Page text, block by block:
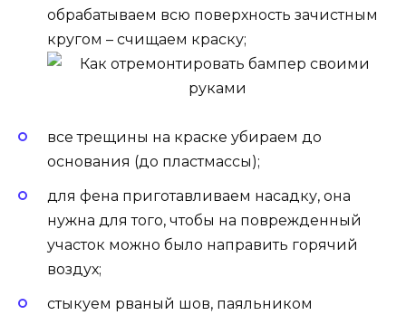
обрабатываем всю поверхность зачистным
кругом – счищаем краску;
все трещины на краске убираем до
основания (до пластмассы);
для фена приготавливаем насадку, она
нужна для того, чтобы на поврежденный
участок можно было направить горячий
воздух;
стыкуем рваный шов, паяльником